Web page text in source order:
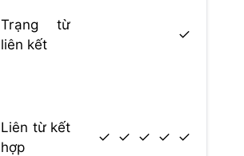
Trạng từ
liên kết
✓
Liên từ kết
hợp
✓ ✓ ✓ ✓ ✓